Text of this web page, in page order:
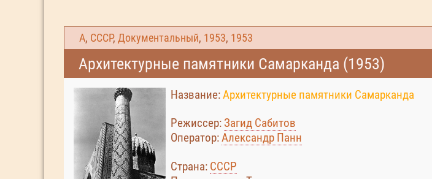
А, СССР, Документальный, 1953, 1953
Архитектурные памятники Самарканда (1953)
Название:Архитектурные памятники Самарканда
Режиссер:Загид Сабитов
Оператор:Александр Панн
Страна: СССР